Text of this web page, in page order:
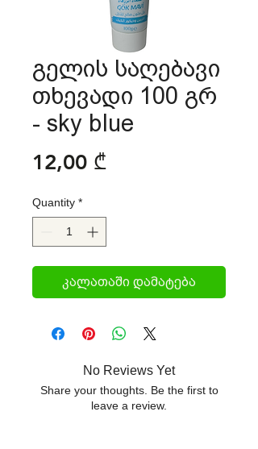
გელის საღებავი
თხევადი 100 გრ
- sky blue
12,00 ₾Price
Quantity *
კალათაში დამატება
No Reviews Yet
Share your thoughts. Be the first to
leave a review.